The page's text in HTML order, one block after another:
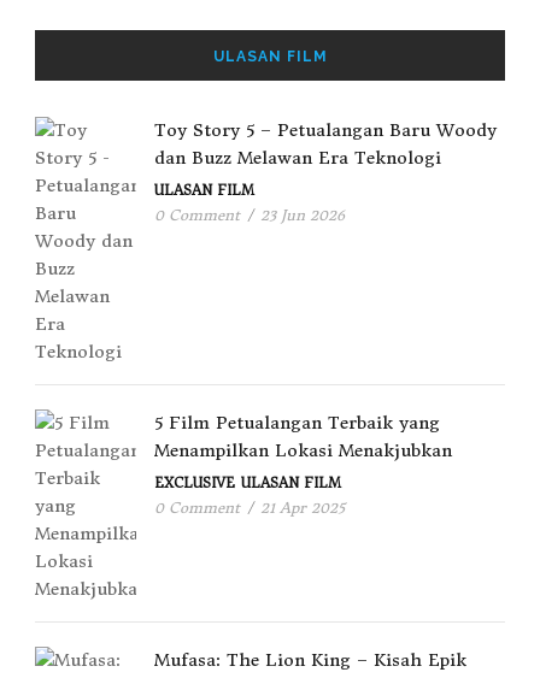
ULASAN FILM
Toy Story 5 – Petualangan Baru Woody
dan Buzz Melawan Era Teknologi
ULASAN FILM
0 Comment / 23 Jun 2026
5 Film Petualangan Terbaik yang
Menampilkan Lokasi Menakjubkan
EXCLUSIVE ULASAN FILM
0 Comment / 21 Apr 2025
Mufasa: The Lion King – Kisah Epik